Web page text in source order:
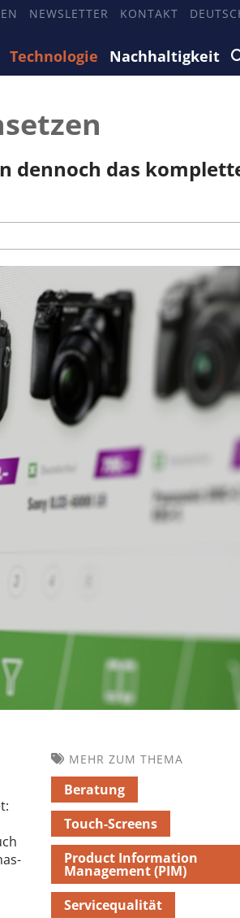
NEWSLETTER KONTAKT
Technologie Nachhaltigkeit
dennoch das
MEHR ZUM THEMA
Beratung
Touch-Screens
Product Information
Management (PIM)
Servicequalität